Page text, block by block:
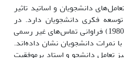
دانشجویان و اساتید تاثیر
فکری دانشجویان دارد. در
مطالعه پارسکارلاو ترنزینی (1980) فراوانی تماس‌های غیر رسمی
نمرات دانشجویان نشان داده‌اند.
تعامل دانشجو و استاد برموفقیت